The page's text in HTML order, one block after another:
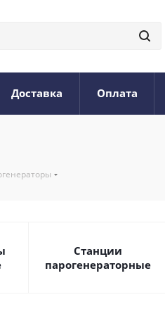
Доставка Оплата
Станции
парогенераторные